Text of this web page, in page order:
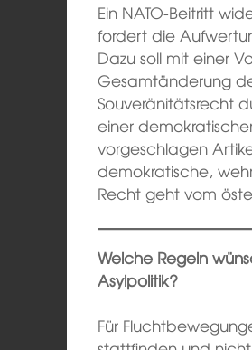
Ein NATO-Beitritt
fordert die
Dazu soll mit einer
Gesamtänderung
Souveränitätsrecht
einer
vorgeschlagen
demokratische,
Recht geht vom
Welche Regeln
Asylpolitik?
Für